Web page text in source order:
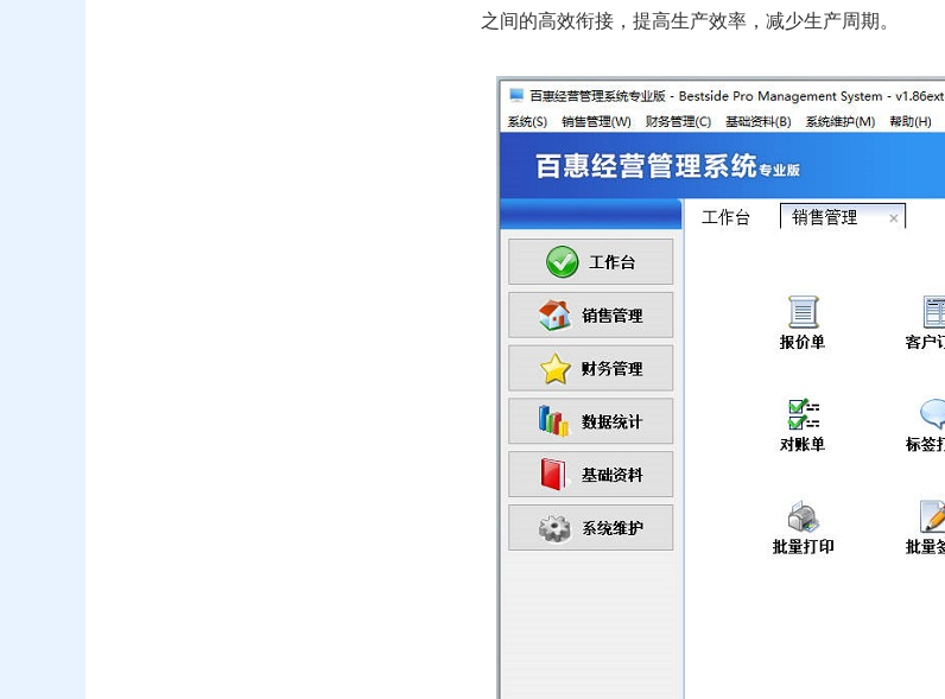
之间的高效衔接，提高生产效率，减少生产周期。